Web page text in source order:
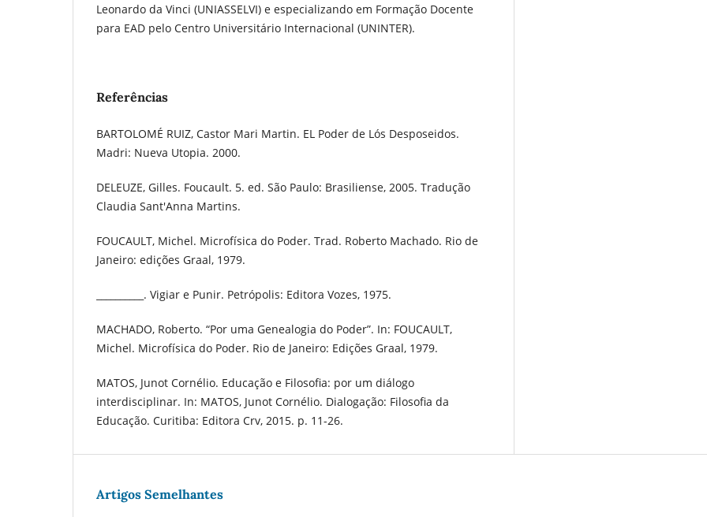
Leonardo da Vinci (UNIASSELVI) e especializando em Formação Docente
para EAD pelo Centro Universitário Internacional (UNINTER).
Referências
BARTOLOMÉ RUIZ, Castor Mari Martin. EL Poder de Lós Desposeidos.
Madri: Nueva Utopia. 2000.
DELEUZE, Gilles. Foucault. 5. ed. São Paulo: Brasiliense, 2005. Tradução
Claudia Sant'Anna Martins.
FOUCAULT, Michel. Microfísica do Poder. Trad. Roberto Machado. Rio de
Janeiro: edições Graal, 1979.
__________. Vigiar e Punir. Petrópolis: Editora Vozes, 1975.
MACHADO, Roberto. “Por uma Genealogia do Poder”. In: FOUCAULT,
Michel. Microfísica do Poder. Rio de Janeiro: Edições Graal, 1979.
MATOS, Junot Cornélio. Educação e Filosofia: por um diálogo
interdisciplinar. In: MATOS, Junot Cornélio. Dialogação: Filosofia da
Educação. Curitiba: Editora Crv, 2015. p. 11-26.
Artigos Semelhantes